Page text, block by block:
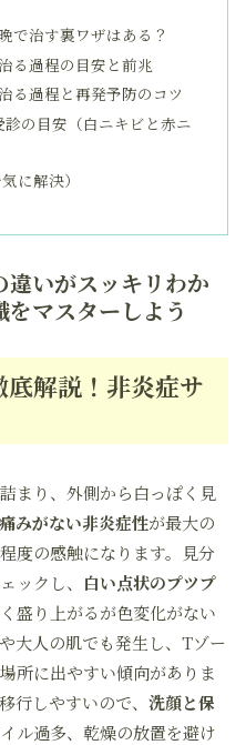
で治す裏ワザはある？
る過程の目安と前兆
る過程と再発予防のコツ
の目安（白ニキビと赤ニ
に解決）
違いがスッキリわか
マスターしよう
解説！非炎症サ
まり、外側から白っぽく見
みがない非炎症性が最大の
度の感触になります。見分
ックし、 白い点状のプツプ
盛り上がるが色変化がない
大人の肌でも発生し、Tゾー
所に出やすい傾向がありま
行しやすいので、 洗顔と保
ル過多、乾燥の放置を避け